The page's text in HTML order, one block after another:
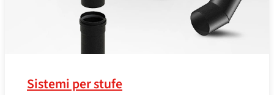
Sistemi per stufe